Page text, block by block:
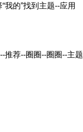
我的”找到主题--应用
推荐--圈圈--圈圈--主题